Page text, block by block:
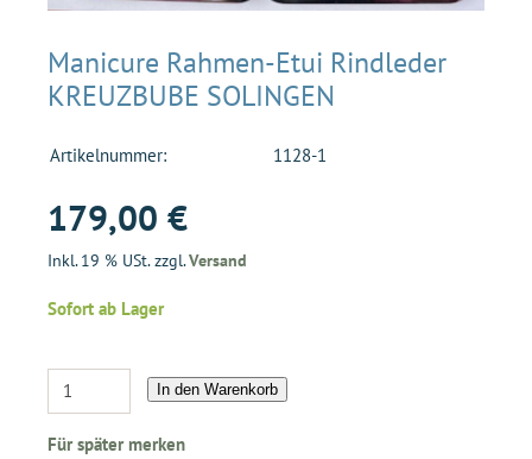
Manicure Rahmen-Etui Rindleder
KREUZBUBE SOLINGEN
Artikelnummer: 1128-1
179,00 €
Inkl. 19 % USt. zzgl.Versand
Sofort ab Lager
In den Warenkorb
Für später merken